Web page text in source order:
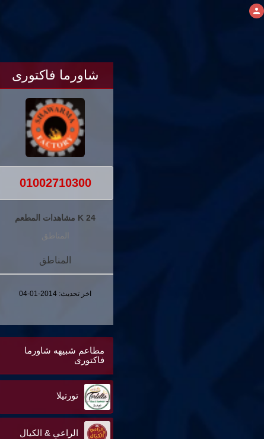
شاورما فاكتورى
01002710300
24 K مشاهدات المطعم
المناطق
المناطق
اخر تحديث: 2014-01-04
مطاعم شبيهه شاورما
فاكتورى
تورتيلا
الراعي & الكيال